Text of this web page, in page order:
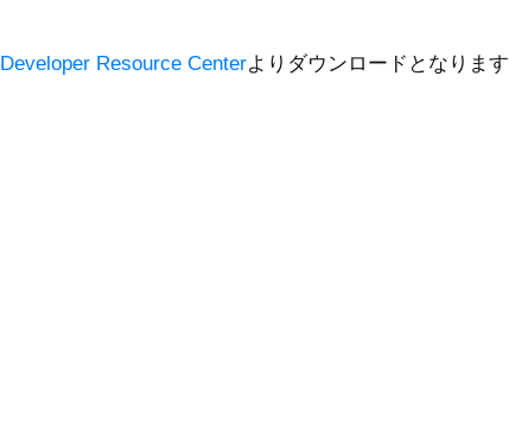
Developer Resource Centerよりダウンロードとなります